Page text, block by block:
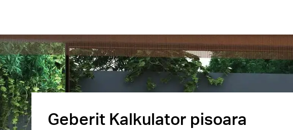
Geberit Kalkulator pisoara